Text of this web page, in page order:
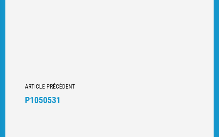
Navigation
vers
ARTICLE PRÉCÉDENT
P1050531